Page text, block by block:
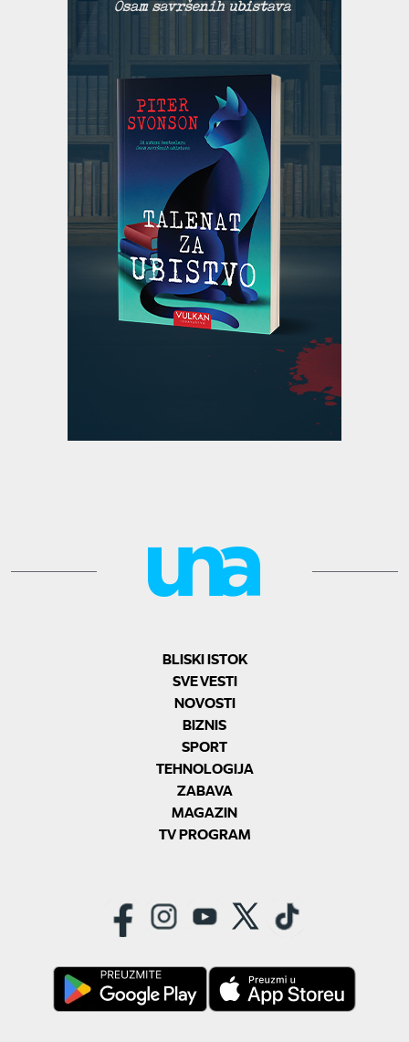
BLISKI ISTOK
SVE VESTI
NOVOSTI
BIZNIS
SPORT
TEHNOLOGIJA
ZABAVA
MAGAZIN
TV PROGRAM